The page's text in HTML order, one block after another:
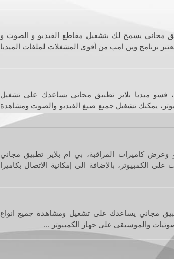
مجاني يسمح لك بتشغيل مقاطع الفيديو و الصوت و
برنامج وين امب من أقوى المشغلات لملفات الميديا
فسو ميديا بلاير تطبيق مجاني يساعدك على تشغيل
يمكنك تشغيل جميع صيغ الفيديو والصوت ومشاهدة
وعرض كاميرات المراقبة، بي ام بلاير تطبيق مجاني
الكمبيوتر، بالإضافة الى إمكانية الاتصال بكاميرا
مجاني يساعدك على تشغيل ومشاهدة جميع انواع
والموسيقى على جهاز الكمبيوتر ...